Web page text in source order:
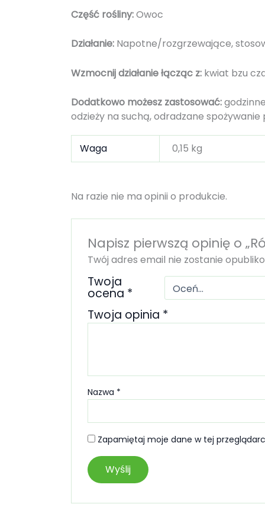
Część rośliny:Owoc
Działanie: Napotne/rozgrzewające,
Wzmocnij działanie łącząc z: kwiat bzu
Dodatkowo możesz zastosować:
odzieży na suchą, odradzane
Waga 0,15 kg
Na razie nie ma opinii o produkcie.
Napisz pierwszą opinię o
Twój adres email nie zostanie
Twoja
ocena *
Twoja opinia *
Nazwa *
Zapamiętaj moje dane w tej